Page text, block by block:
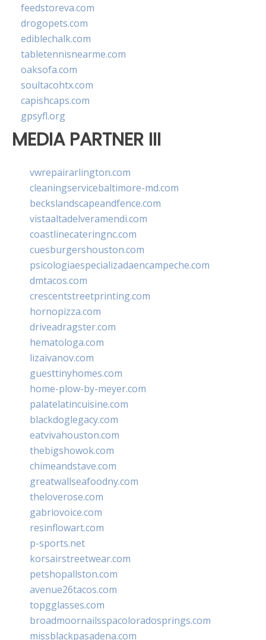
feedstoreva.com
drogopets.com
ediblechalk.com
tabletennisnearme.com
oaksofa.com
soultacohtx.com
capishcaps.com
gpsyfl.org
MEDIA PARTNER III
vwrepairarlington.com
cleaningservicebaltimore-md.com
beckslandscapeandfence.com
vistaaltadelveramendi.com
coastlinecateringnc.com
cuesburgershouston.com
psicologiaespecializadaencampeche.com
dmtacos.com
crescentstreetprinting.com
hornopizza.com
driveadragster.com
hematologa.com
lizaivanov.com
guesttinyhomes.com
home-plow-by-meyer.com
palatelatincuisine.com
blackdoglegacy.com
eatvivahouston.com
thebigshowok.com
chimeandstave.com
greatwallseafoodny.com
theloverose.com
gabriovoice.com
resinflowart.com
p-sports.net
korsairstreetwear.com
petshopallston.com
avenue26tacos.com
topgglasses.com
broadmoornailsspacoloradosprings.com
missblackpasadena.com